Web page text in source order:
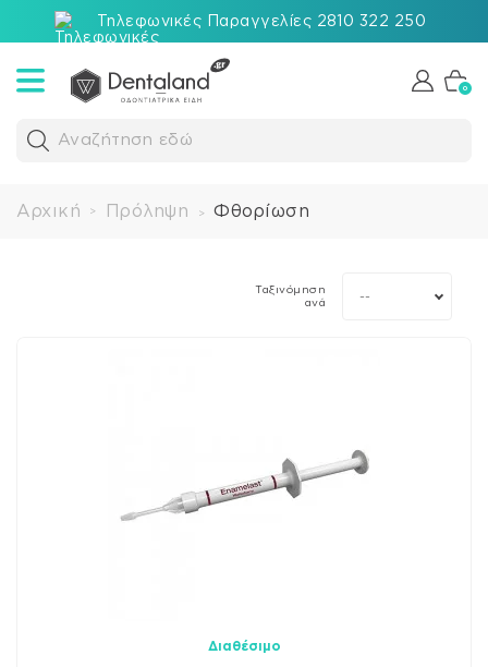
Τηλεφωνικές Παραγγελίες 2810 322 250
Αναζήτηση εδώ
0
Αρχική > Πρόληψη > Φθορίωση
Ταξινόμηση
ανά
--
Διαθέσιμο